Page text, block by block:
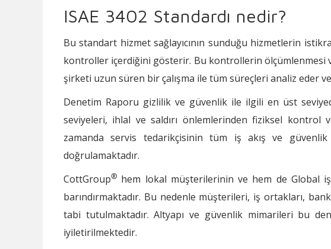
ISAE 3402 Standardı nedir?
Bu standart hizmet sağlayıcının sunduğu hizmetlerin
kontroller içerdiğini gösterir. Bu kontrollerin ölçümlenmesi
şirketi uzun süren bir çalışma ile tüm süreçleri analiz eder
Denetim Raporu gizlilik ve güvenlik ile ilgili en üst
seviyeleri, ihlal ve saldırı önlemlerinden fiziksel kontrol
zamanda servis tedarikçisinin tüm iş akış ve güvenlik
doğrulamaktadır.
CottGroup® hem lokal müşterilerinin ve hem de Global
barındırmaktadır. Bu nedenle müşterileri, iş ortakları,
tabi tutulmaktadır. Altyapı ve güvenlik mimarileri bu
iyiletirilmektedir.